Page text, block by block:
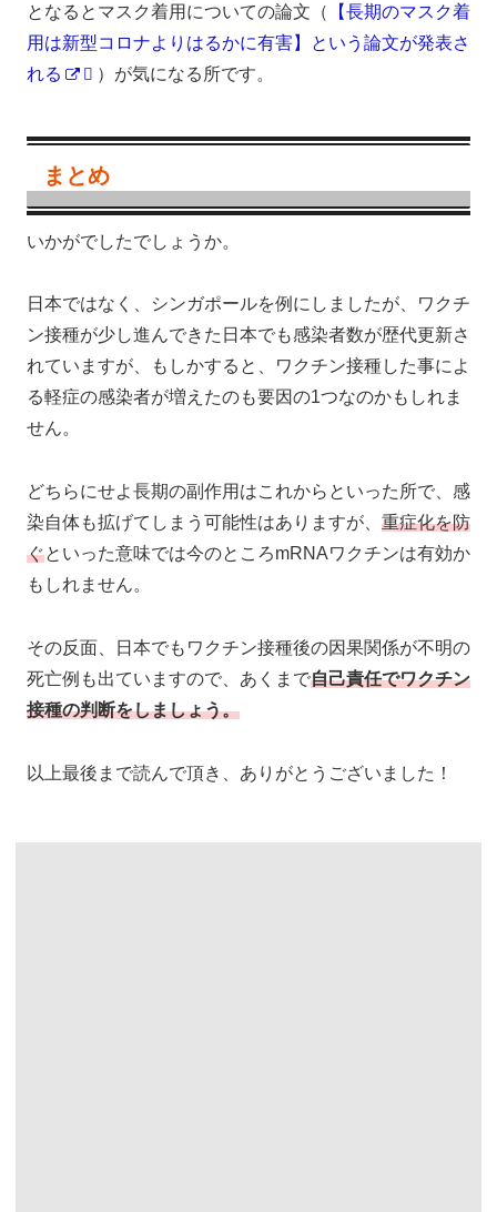
となるとマスク着用についての論文（
【長期のマスク着
用は新型コロナよりはるかに有害】という論文が発表さ
れる
）が気になる所です。
まとめ
いかがでしたでしょうか。
日本ではなく、シンガポールを例にしましたが、ワクチ
ン接種が少し進んできた日本でも感染者数が歴代更新さ
れていますが、もしかすると、ワクチン接種した事によ
る軽症の感染者が増えたのも要因の1つなのかもしれま
せん。
どちらにせよ長期の副作用はこれからといった所で、感
染自体も拡げてしまう可能性はありますが、 重症化を防
ぐといった意味では今のところmRNAワクチンは有効か
もしれません。
その反面、日本でもワクチン接種後の因果関係が不明の
死亡例も出ていますので、あくまで自己責任でワクチン
接種の判断をしましょう。
以上最後まで読んで頂き、ありがとうございました！